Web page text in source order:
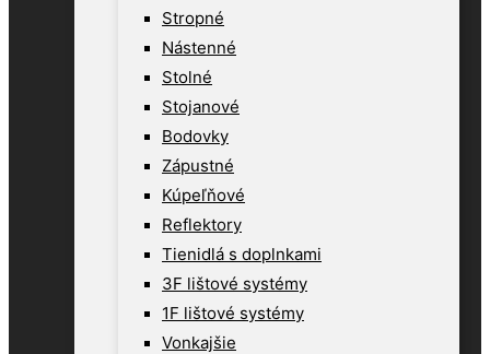
Stropné
Nástenné
Stolné
Stojanové
Bodovky
Zápustné
Kúpeľňové
Reflektory
Tienidlá s doplnkami
3F lištové systémy
1F lištové systémy
Vonkajšie